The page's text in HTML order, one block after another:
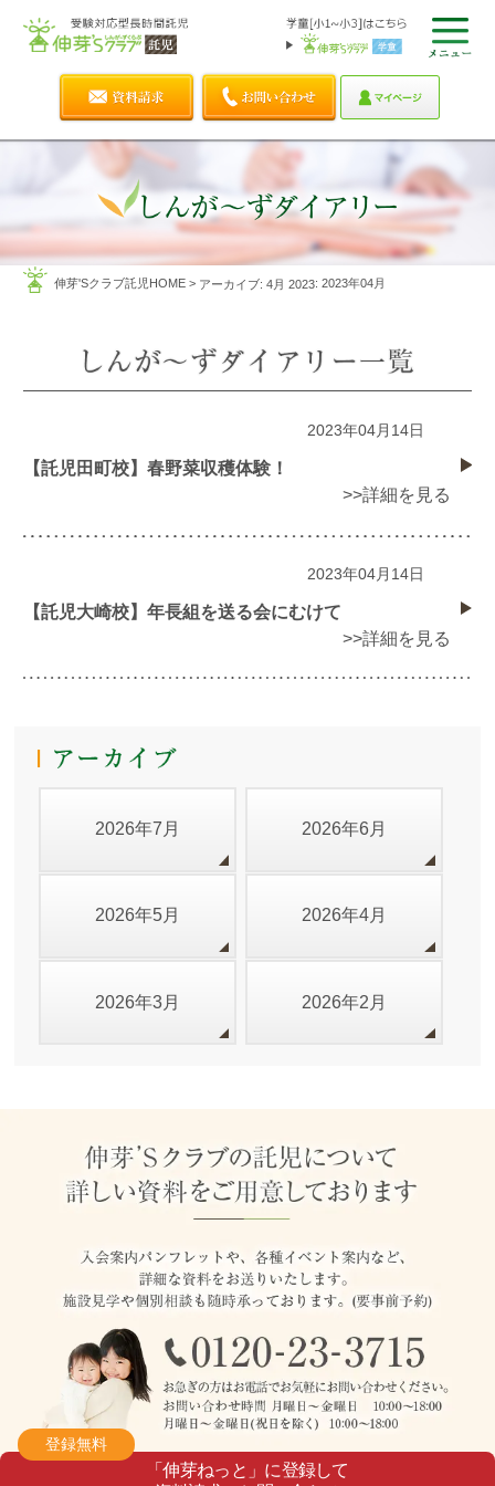
伸芽'Sクラブ託児HOME> アーカイブ: 4月 2023: 2023年04月
2023年04月14日
【託児田町校】春野菜収穫体験！
>>詳細を見る
2023年04月14日
【託児大崎校】年長組を送る会にむけて
>>詳細を見る
2026年7月 2026年6月
2026年5月 2026年4月
2026年3月 2026年2月
登録無料
「伸芽ねっと」に登録して